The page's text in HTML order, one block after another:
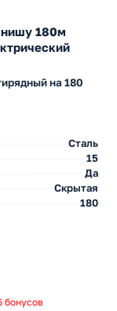
нишу 180м
на 180
Сталь
15
Да
Скрытая
180
бонусов